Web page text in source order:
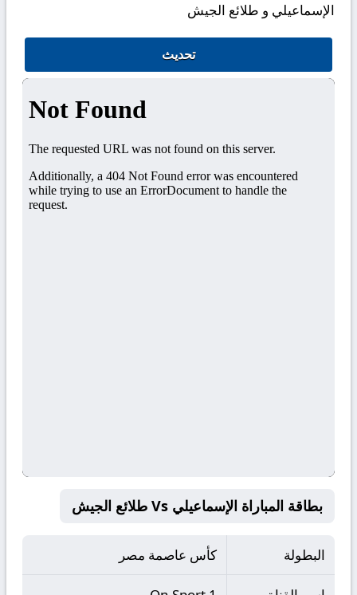
الإسماعيلي و طلائع الجيش
تحديث
بطاقة المباراة الإسماعيلي Vs طلائع الجيش
البطولة كأس عاصمة مصر